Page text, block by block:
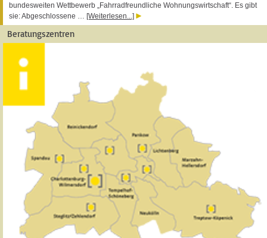
bundesweiten Wettbewerb „Fahrradfreundliche Wohnungswirtschaft“. Es gibt
sie: Abgeschlossene … [Weiterlesen...]
Beratungszentren